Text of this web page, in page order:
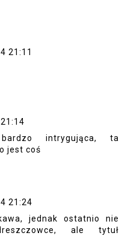
21:11
intrygująca, ta
jest coś
21:24
jednak ostatnio nie
ale tytuł